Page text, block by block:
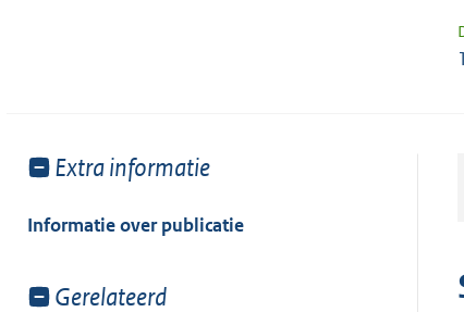
Toon
van:
Extra informatie
Informatie over publicatie
Toon
Gerelateerd